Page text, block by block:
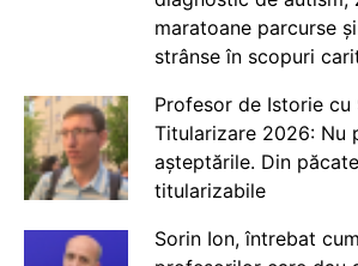
maratoane parcurse
strânse în scopuri
Profesor de Istorie cu
Titularizare 2026: Nu
așteptările. Din
titularizabile
Sorin Ion, întrebat